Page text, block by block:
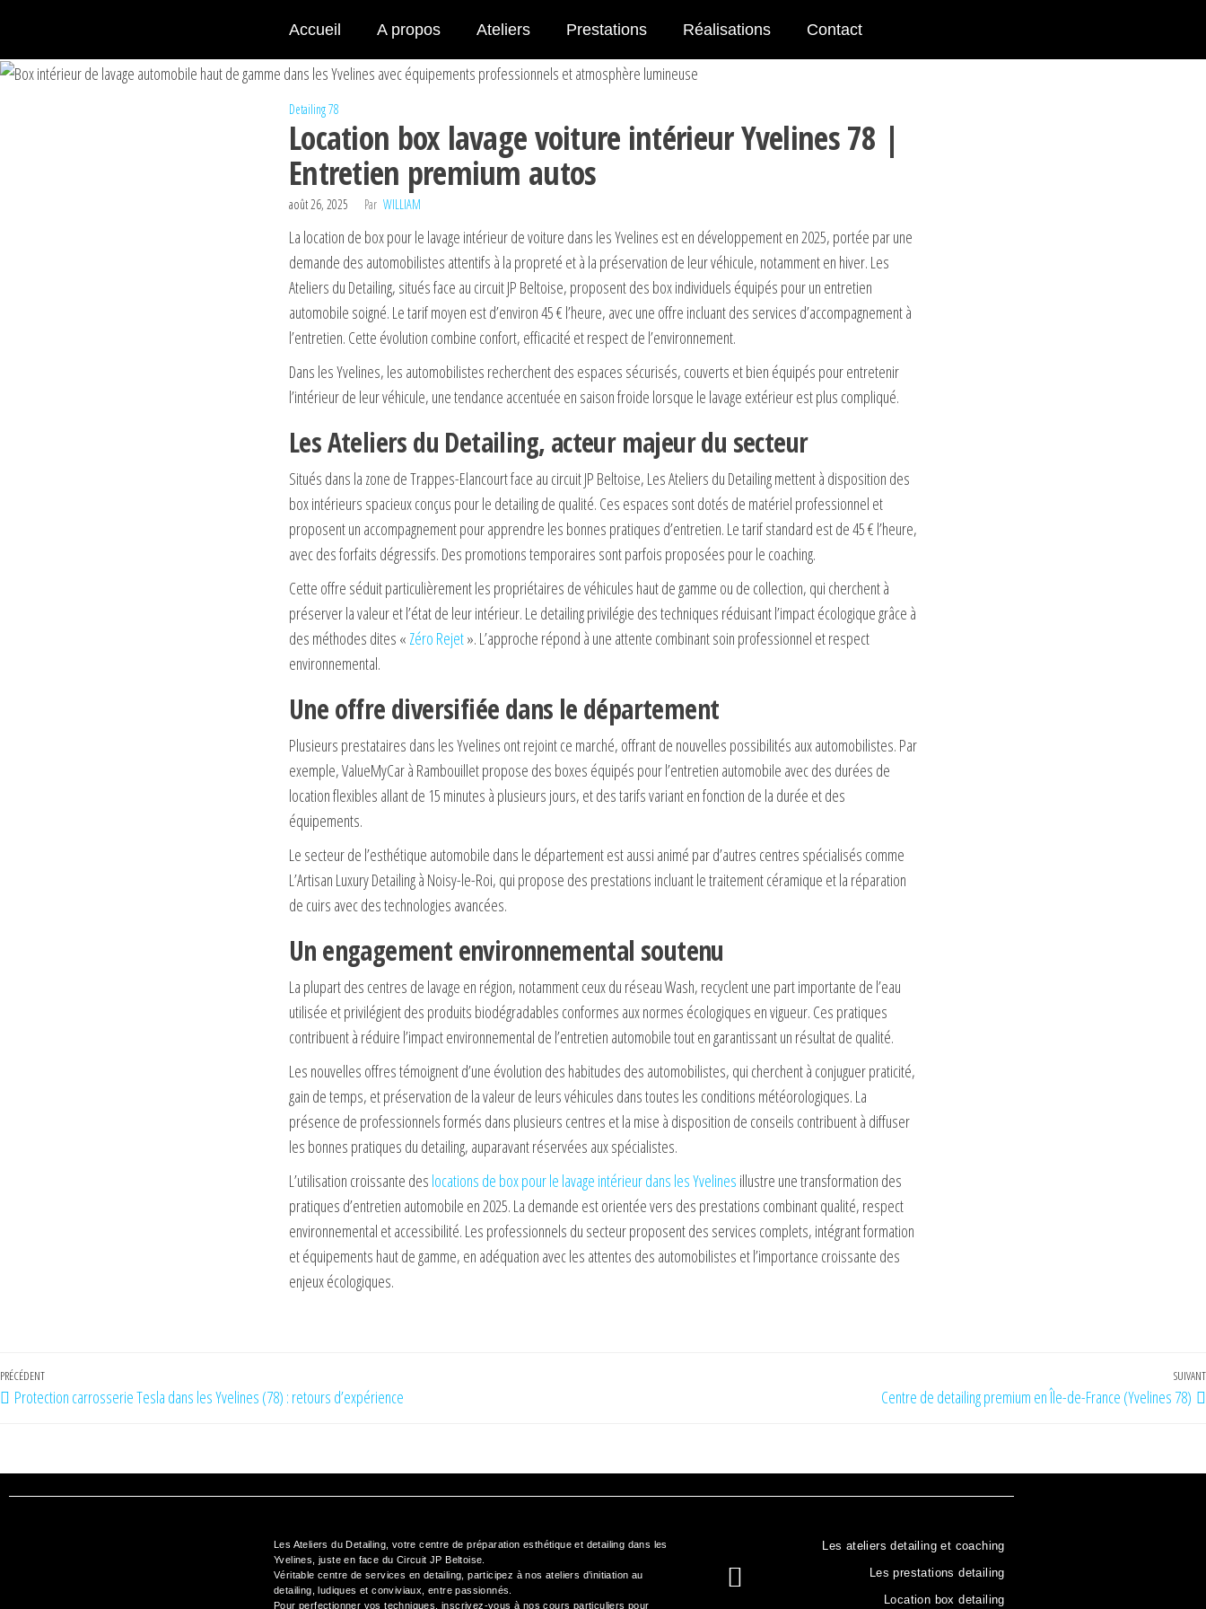
Accueil A propos Ateliers Prestations Réalisations Contact
Detailing 78
Location box lavage voiture intérieur Yvelines 78 |
Entretien premium autos
août 26, 2025 Par WILLIAM
La location de box pour le lavage intérieur de voiture dans les Yvelines est en développement en 2025, portée par une
demande des automobilistes attentifs à la propreté et à la préservation de leur véhicule, notamment en hiver. Les
Ateliers du Detailing, situés face au circuit JP Beltoise, proposent des box individuels équipés pour un entretien
automobile soigné. Le tarif moyen est d’environ 45 € l’heure, avec une offre incluant des services d’accompagnement à
l’entretien. Cette évolution combine confort, efficacité et respect de l’environnement.
Dans les Yvelines, les automobilistes recherchent des espaces sécurisés, couverts et bien équipés pour entretenir
l’intérieur de leur véhicule, une tendance accentuée en saison froide lorsque le lavage extérieur est plus compliqué.
Les Ateliers du Detailing, acteur majeur du secteur
Situés dans la zone de Trappes-Elancourt face au circuit JP Beltoise, Les Ateliers du Detailing mettent à disposition des
box intérieurs spacieux conçus pour le detailing de qualité. Ces espaces sont dotés de matériel professionnel et
proposent un accompagnement pour apprendre les bonnes pratiques d’entretien. Le tarif standard est de 45 € l’heure,
avec des forfaits dégressifs. Des promotions temporaires sont parfois proposées pour le coaching.
Cette offre séduit particulièrement les propriétaires de véhicules haut de gamme ou de collection, qui cherchent à
préserver la valeur et l’état de leur intérieur. Le detailing privilégie des techniques réduisant l’impact écologique grâce à
des méthodes dites « Zéro Rejet». L’approche répond à une attente combinant soin professionnel et respect
environnemental.
Une offre diversifiée dans le département
Plusieurs prestataires dans les Yvelines ont rejoint ce marché, offrant de nouvelles possibilités aux automobilistes. Par
exemple, ValueMyCar à Rambouillet propose des boxes équipés pour l’entretien automobile avec des durées de
location flexibles allant de 15 minutes à plusieurs jours, et des tarifs variant en fonction de la durée et des
équipements.
Le secteur de l’esthétique automobile dans le département est aussi animé par d’autres centres spécialisés comme
L’Artisan Luxury Detailing à Noisy-le-Roi, qui propose des prestations incluant le traitement céramique et la réparation
de cuirs avec des technologies avancées.
Un engagement environnemental soutenu
La plupart des centres de lavage en région, notamment ceux du réseau Wash, recyclent une part importante de l’eau
utilisée et privilégient des produits biodégradables conformes aux normes écologiques en vigueur. Ces pratiques
contribuent à réduire l’impact environnemental de l’entretien automobile tout en garantissant un résultat de qualité.
Les nouvelles offres témoignent d’une évolution des habitudes des automobilistes, qui cherchent à conjuguer praticité,
gain de temps, et préservation de la valeur de leurs véhicules dans toutes les conditions météorologiques. La
présence de professionnels formés dans plusieurs centres et la mise à disposition de conseils contribuent à diffuser
les bonnes pratiques du detailing, auparavant réservées aux spécialistes.
L’utilisation croissante des locations de box pour le lavage intérieur dans les Yvelines illustre une transformation des
pratiques d’entretien automobile en 2025. La demande est orientée vers des prestations combinant qualité, respect
environnemental et accessibilité. Les professionnels du secteur proposent des services complets, intégrant formation
et équipements haut de gamme, en adéquation avec les attentes des automobilistes et l’importance croissante des
enjeux écologiques.
PRÉCÉDENT
Protection carrosserie Tesla dans les Yvelines (78) : retours d’expérience
SUIVANT
Centre de detailing premium en Île-de-France (Yvelines 78)
Les Ateliers du Detailing, votrecentre de préparation esthétique et detailing dans les
Yvelines, juste en face du Circuit JP Beltoise.
Véritable centre de services en detailing, participez à nos ateliers d’initiation au
detailing , ludiques et conviviaux, entre passionnés.
Pour perfectionner vos techniques, inscrivez-vous à nos cours particuliers pour
Les ateliers detailing et coaching
Les prestations detailing
Location box detailing